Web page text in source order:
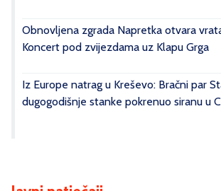
Obnovljena zgrada Napretka otvara
Koncert pod zvijezdama uz Klapu Grga
Iz Europe natrag u Kreševo: Bračni par
dugogodišnje stanke pokrenuo siranu u